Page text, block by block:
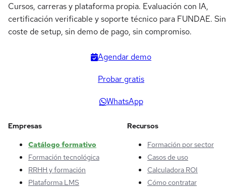
Cursos, carreras y plataforma propia. Evaluación con IA,
certificación verificable y soporte técnico para FUNDAE. Sin
coste de setup, sin demo de pago, sin compromiso.
Agendar demo
Probar gratis
WhatsApp
Empresas
Catálogo formativo
Formación tecnológica
RRHH y formación
Plataforma LMS
Recursos
Formación por sector
Casos de uso
Calculadora ROI
Cómo contratar